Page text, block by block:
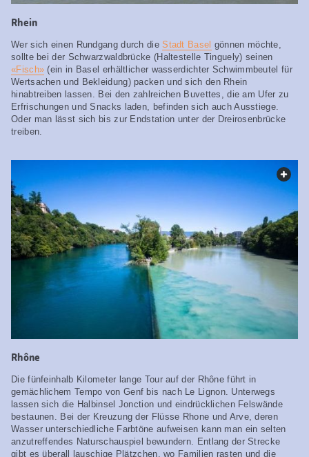
Rhein
Wer sich einen Rundgang durch dieStadt Basel gönnen möchte,
sollte bei der Schwarzwaldbrücke (Haltestelle Tinguely) seinen
«Fisch» (ein in Basel erhältlicher wasserdichter Schwimmbeutel für
Wertsachen und Bekleidung) packen und sich den Rhein
hinabtreiben lassen. Bei den zahlreichen Buvettes, die am Ufer zu
Erfrischungen und Snacks laden, befinden sich auch Ausstiege.
Oder man lässt sich bis zur Endstation unter der Dreirosenbrücke
treiben.
Rhône
Die fünfeinhalb Kilometer lange Tour auf der Rhône führt in
gemächlichem Tempo von Genf bis nach Le Lignon. Unterwegs
lassen sich die Halbinsel Jonction und eindrücklichen Felswände
bestaunen. Bei der Kreuzung der Flüsse Rhone und Arve, deren
Wasser unterschiedliche Farbtöne aufweisen kann man ein selten
anzutreffendes Naturschauspiel bewundern. Entlang der Strecke
gibt es überall lauschige Plätzchen, wo Familien rasten und die